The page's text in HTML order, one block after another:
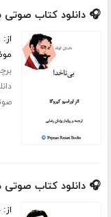
🎧 دانلود کتاب صوتی
از:
🎧 دانلود کتاب صوتی
از: